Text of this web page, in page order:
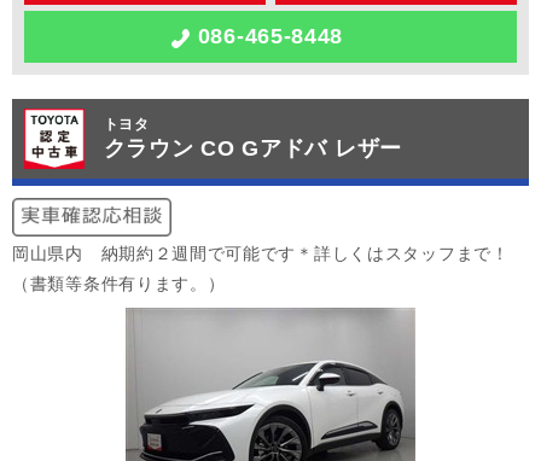
086-465-8448
トヨタ
クラウン CO Gアドバ レザー
岡山県内 納期約２週間で可能です＊詳しくはスタッフまで！
（書類等条件有ります。）